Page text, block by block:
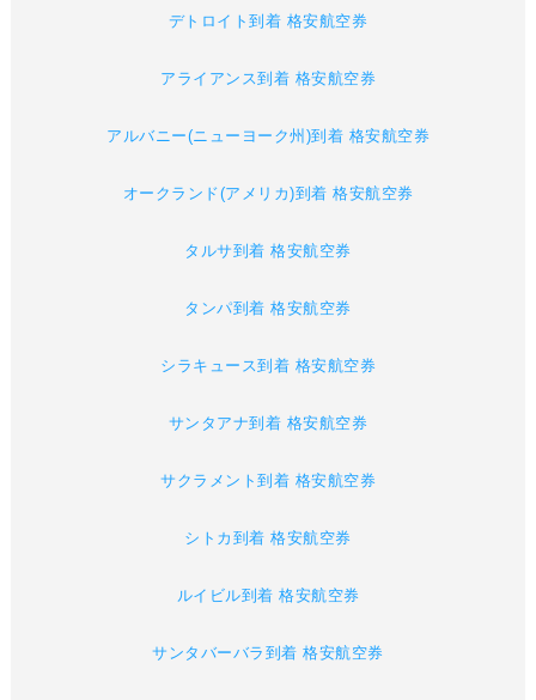
デトロイト到着 格安航空券
アライアンス到着 格安航空券
アルバニー(ニューヨーク州)到着 格安航空券
オークランド(アメリカ)到着 格安航空券
タルサ到着 格安航空券
タンパ到着 格安航空券
シラキュース到着 格安航空券
サンタアナ到着 格安航空券
サクラメント到着 格安航空券
シトカ到着 格安航空券
ルイビル到着 格安航空券
サンタバーバラ到着 格安航空券